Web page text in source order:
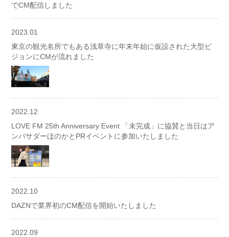
でCM配信しました
2023.01
東京の観光名所でもある浅草寺に年末年始に仮設された大型ビ
ジョンにCMが流れました
2022.12
LOVE FM 25th Anniversary Event 「未完成」に協賛と当日はア
ンバサダーほのかとPRイベントに参加いたしました
2022.10
DAZNで業界初のCM配信を開始いたしました
2022.09